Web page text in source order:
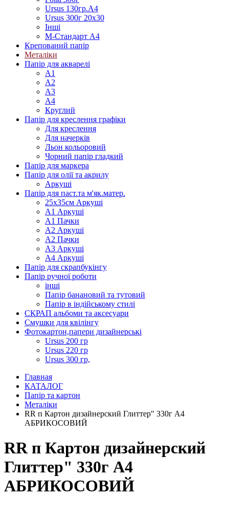
Ursus 130гр.А4
Ursus 300г 20х30
Інші
М-Стандарт А4
Крепований папір
Металіки
Папір для акварелі
А1
А2
А3
А4
Круглий
Папір для креслення графіки
Для креслення
Для начерків
Льон кольоровий
Чорний папір гладкий
Папір для маркера
Папір для олії та акрилу
Аркуші
Папір для паст.та м'як.матер.
25х35см Аркуші
А1 Аркуші
А1 Пачки
А2 Аркуші
А2 Пачки
А3 Аркуші
А4 Аркуші
Папір для скрапбукінгу
Папір ручної роботи
інші
Папір банановий та тутовий
Папір в індійському стилі
СКРАП альбоми та аксесуари
Смушки для квілінгу
Фотокартон,папери дизайнерські
Ursus 200 гр
Ursus 220 гр
Ursus 300 гр,
Главная
КАТАЛОГ
Папір та картон
Металіки
RR п Картон дизайнерский Глиттер" 330г А4
АБРИКОСОВИЙ
RR п Картон дизайнерский
Глиттер" 330г А4
АБРИКОСОВИЙ